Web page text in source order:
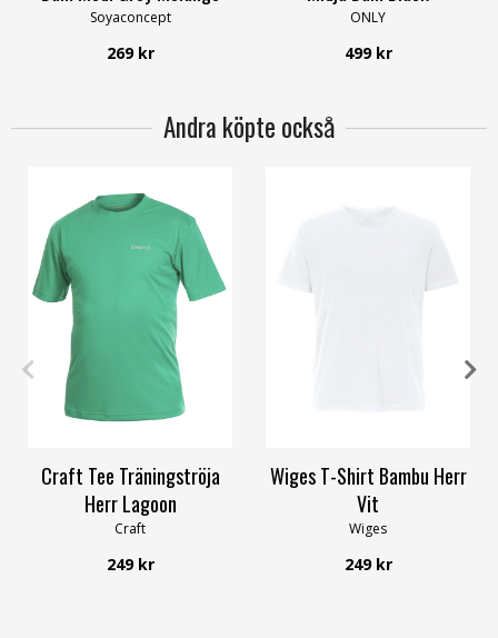
Soyaconcept
269 kr
ONLY
499 kr
Andra köpte också
Craft Tee Träningströja
Herr Lagoon
Craft
249 kr
Wiges T-Shirt Bambu Herr
Vit
Wiges
249 kr